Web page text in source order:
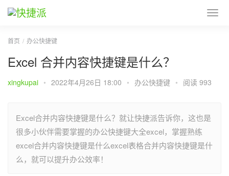
首页 办公快捷键
Excel 合并内容快捷键是什么？
xingkupai • 2022年4月26日 18:00 • 办公快捷键 • 阅读 993
Excel合并内容快捷键是什么？就让快捷派告诉你，这也是
很多小伙伴需要掌握的办公快捷键大全excel，掌握熟练
excel合并内容快捷键是什么excel表格合并内容快捷键是什
么，就可以提升办公效率！